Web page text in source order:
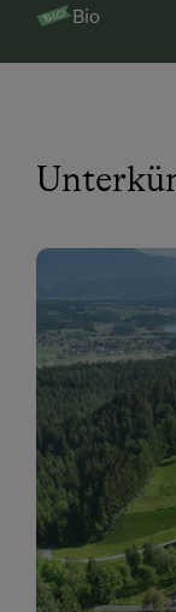
Bio